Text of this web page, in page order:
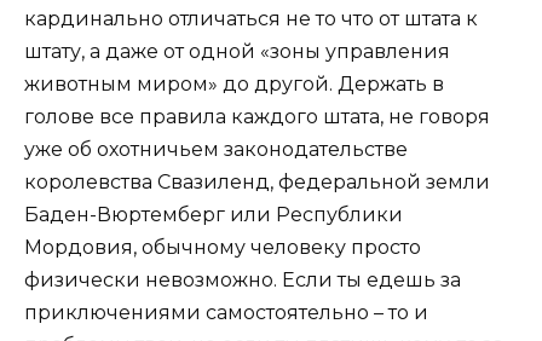
кардинально отличаться не то что от штата к
штату, а даже от одной «зоны управления
животным миром» до другой. Держать в
голове все правила каждого штата, не говоря
уже об охотничьем законодательстве
королевства Свазиленд, федеральной земли
Баден-Вюртемберг или Республики
Мордовия, обычному человеку просто
физически невозможно. Если ты едешь за
приключениями самостоятельно – то и